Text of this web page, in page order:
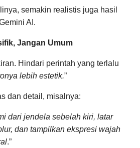
semakin realistis juga hasil
AI.
Jangan Umum
Hindari perintah yang terlalu
lebih estetik.”
dan detail, misalnya:
dari jendela sebelah kiri, latar
dan tampilkan ekspresi wajah
.”